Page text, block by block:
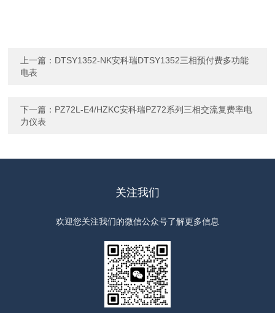
上一篇： DTSY1352-NK安科瑞DTSY1352三相预付费多功能
电表
下一篇： PZ72L-E4/HZKC安科瑞PZ72系列三相交流复费率电
力仪表
关注我们
欢迎您关注我们的微信公众号了解更多信息